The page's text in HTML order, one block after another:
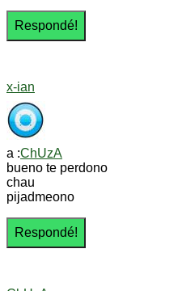
x-ian
a :ChUzA
bueno te perdono
chau
pijadmeono